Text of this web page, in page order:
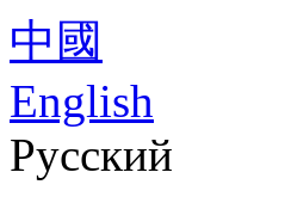
中國
English
Русский